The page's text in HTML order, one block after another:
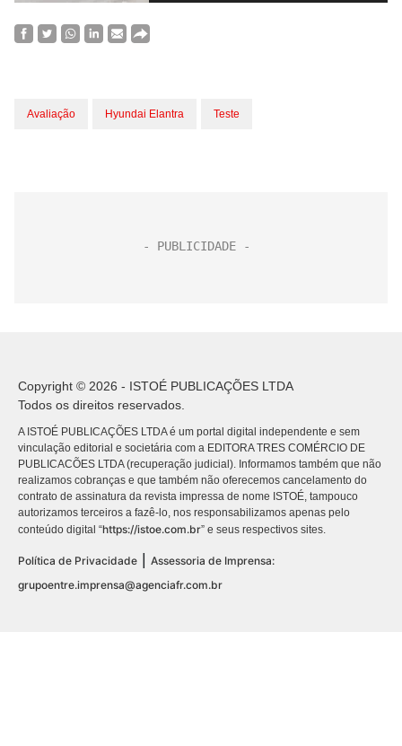
Avaliação Hyundai Elantra Teste
Copyright © 2026 - ISTOÉ PUBLICAÇÕES LTDA
Todos os direitos reservados.
A ISTOÉ PUBLICAÇÕES LTDA é um portal digital independente e sem
vinculação editorial e societária com a EDITORA TRES COMÉRCIO DE
PUBLICACÕES LTDA (recuperação judicial). Informamos também que não
realizamos cobranças e que também não oferecemos cancelamento do
contrato de assinatura da revista impressa de nome ISTOÉ, tampouco
autorizamos terceiros a fazê-lo, nos responsabilizamos apenas pelo
conteúdo digital “https://istoe.com.br” e seus respectivos sites.
Política de Privacidade
Assessoria de Imprensa:
grupoentre.imprensa@agenciafr.com.br